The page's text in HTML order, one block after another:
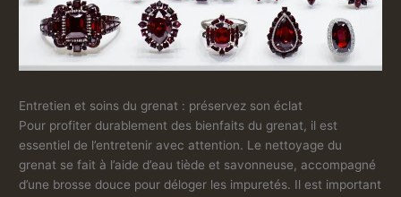
Entretien et soins du grenat : préservez son éclat
Pour profiter durablement des bienfaits du grenat, il est
essentiel de l’entretenir avec attention. Le nettoyage du
grenat se fait à l’aide d’eau tiède et savonneuse, accompagné
d’une brosse douce pour déloger les impuretés. Il est important